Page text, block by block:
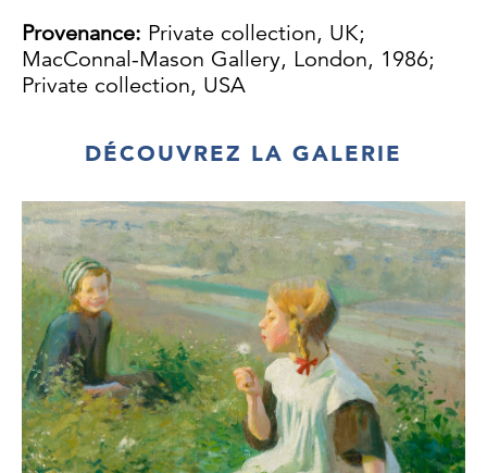
Provenance: Private collection, UK;
MacConnal-Mason Gallery, London, 1986;
Private collection, USA
DÉCOUVREZ LA GALERIE